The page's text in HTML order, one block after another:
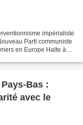
impérialiste
Parti communiste
en Europe Halte à
Bas :
avec le